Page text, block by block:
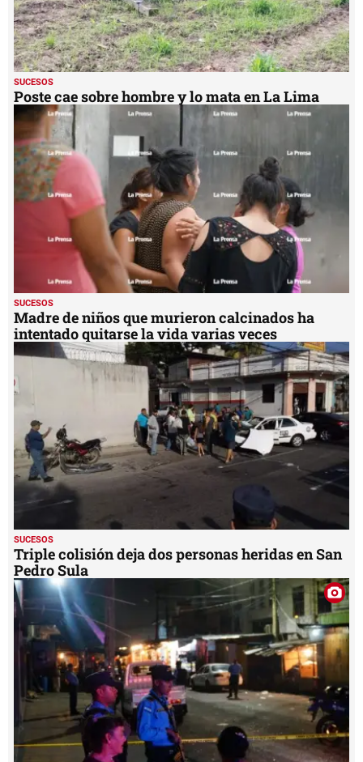
SUCESOS
Poste cae sobre hombre y lo mata en La Lima
SUCESOS
Madre de niños que murieron calcinados ha
intentado quitarse la vida varias veces
SUCESOS
Triple colisión deja dos personas heridas en San
Pedro Sula